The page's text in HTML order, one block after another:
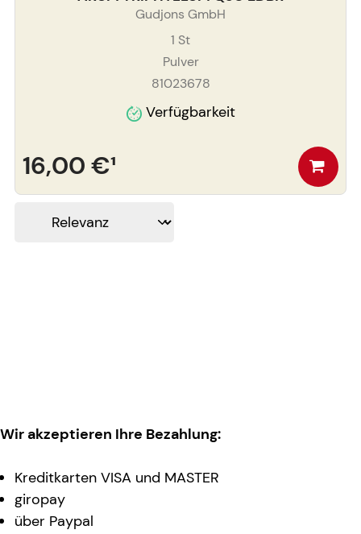
Gudjons GmbH
1 St
Pulver
81023678
Verfügbarkeit
16,00 €¹
Wir akzeptieren Ihre Bezahlung:
Kreditkarten VISA und MASTER
giropay
über Paypal